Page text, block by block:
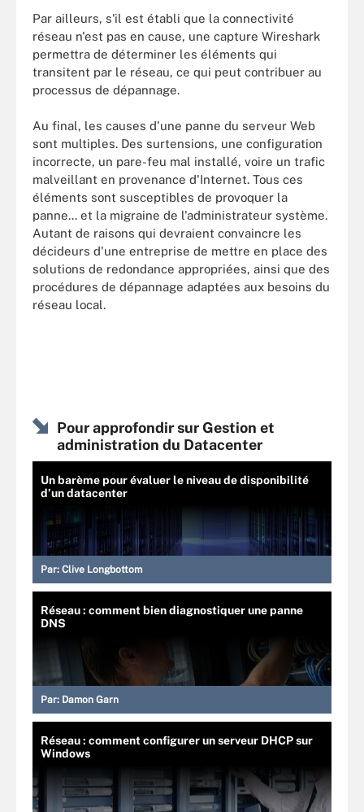
Par ailleurs, s'il est établi que la connectivité
réseau n'est pas en cause, une capture Wireshark
permettra de déterminer les éléments qui
transitent par le réseau, ce qui peut contribuer au
processus de dépannage.
Au final, les causes d'une panne du serveur Web
sont multiples. Des surtensions, une configuration
incorrecte, un pare-feu mal installé, voire un trafic
malveillant en provenance d'Internet. Tous ces
éléments sont susceptibles de provoquer la
panne... et la migraine de l'administrateur système.
Autant de raisons qui devraient convaincre les
décideurs d'une entreprise de mettre en place des
solutions de redondance appropriées, ainsi que des
procédures de dépannage adaptées aux besoins du
réseau local.
Pour approfondir sur Gestion et
administration du Datacenter
Un barème pour évaluer le niveau de disponibilité
d’un datacenter
Par: Clive Longbottom
Réseau : comment bien diagnostiquer une panne
DNS
Par: Damon Garn
Réseau : comment configurer un serveur DHCP sur
Windows